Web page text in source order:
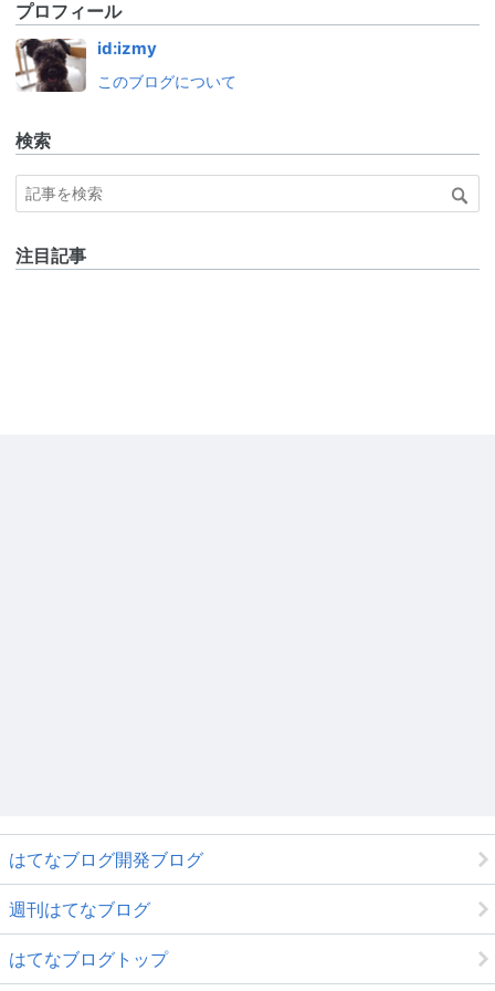
プロフィール
id:izmy
このブログについて
検索
注目記事
はてなブログ開発ブログ
週刊はてなブログ
はてなブログトップ